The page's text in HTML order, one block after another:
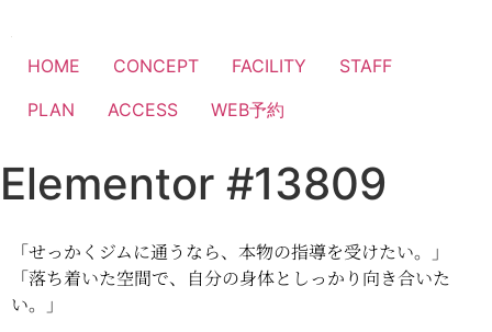
HOME CONCEPT FACILITY
STAFF
PLAN
ACCESS WEB予約
Elementor #13809
「せっかくジムに通うなら、本物の指導を受けたい。」
「落ち着いた空間で、自分の身体としっかり向き合いた
い。」